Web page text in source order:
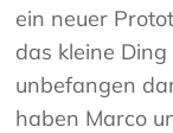
ein neuer
das kleine
unbefangen
haben Marco